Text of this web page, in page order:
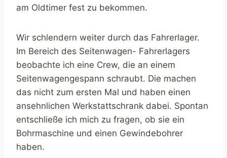
am Oldtimer fest zu bekommen.
Wir schlendern weiter durch das Fahrerlager.
Im Bereich des Seitenwagen- Fahrerlagers
beobachte ich eine Crew, die an einem
Seitenwagengespann schraubt. Die machen
das nicht zum ersten Mal und haben einen
ansehnlichen Werkstattschrank dabei. Spontan
entschließe ich mich zu fragen, ob sie ein
Bohrmaschine und einen Gewindebohrer
haben.